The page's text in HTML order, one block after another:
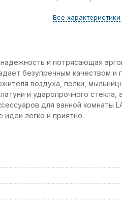
Все характеристики
надежность и потрясающая
безупречным качеством и
воздуха, полки,
и ударопрочного стекла,
для ванной комнаты
легко и приятно.